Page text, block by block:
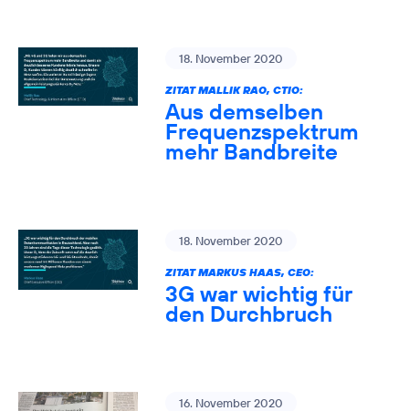
18. November 2020
ZITAT MALLIK RAO, CTIO:
Aus demselben
Frequenzspektrum
mehr Bandbreite
18. November 2020
ZITAT MARKUS HAAS, CEO:
3G war wichtig für
den Durchbruch
16. November 2020